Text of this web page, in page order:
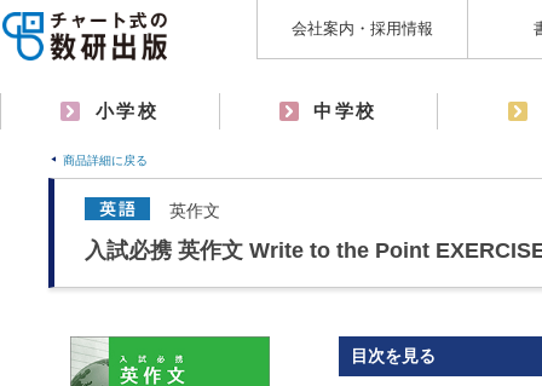
会社案内・採用情報
小学校 中学校
商品詳細に戻る
英作文
入試必携 英作文 Write to the Point
目次を見る